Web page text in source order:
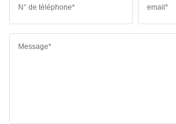
N° de téléphone* email*
Message*